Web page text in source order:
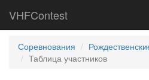
VHFContest
Соревнования
Таблица участников